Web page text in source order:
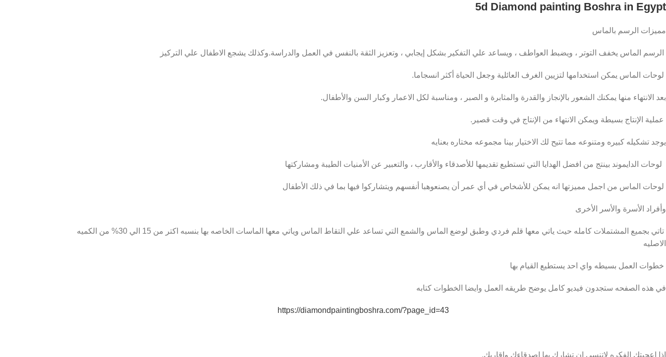
5d Diamond painting Boshra in Egypt
مميزات الرسم بالماس
الرسم الماس يخفف التوتر ، ويضبط العواطف ، ويساعد علي التفكير بشكل إيجابي ، وتعزيز الثقة بالنفس في العمل والدراسة.وكذلك يشجع الاطفال علي التركيز
لوحات الماس يمكن استخدامها لتزيين الغرف العائلية وجعل الحياة أكثر انسجاما.
بعد الانتهاء منها يمكنك الشعور بالإنجاز والقدرة والمثابرة و الصبر ، ومناسبة لكل الاعمار وكبار السن والأطفال.
عملية الإنتاج بسيطة ويمكن الانتهاء من الإنتاج في وقت قصير.
يوجد تشكيله كبيره ومتنوعه مما تتيح لك الاختيار بينا مجموعه مختاره بعنايه
لوحات الدايموند بينتج من افضل الهدايا التي تستطيع تقديمها للأصدقاء والأقارب ، والتعبير عن الأمنيات الطيبة ومشاركتها
لوحات الماس من اجمل مميزتها انه يمكن للأشخاص في أي عمر أن يصنعوهبا أنفسهم ويتشاركوا فيها بما في ذلك الأطفال
وأفراد الأسرة والأسر الأخرى
تاتي بجميع المشتملات كامله حيث ياتي معها قلم فردي وطبق لوضع الماس والشمع التي تساعد علي التقاط الماس وياتي معها الماسات الخاصه بها بنسبه اكتر من 15 الي 30% من الكميه
الاصليه
خطوات العمل بسيطه واي احد يستطيع القيام بها
في هذه الصفحه ستجدون فيديو كامل يوضح طريقه العمل وايضا الخطوات كتابه
https://diamondpaintingboshra.com/?page_id=43
اذا اعجبتك الفكره لاتنسي ان تشارك بها اصدقاءك واقاربك.